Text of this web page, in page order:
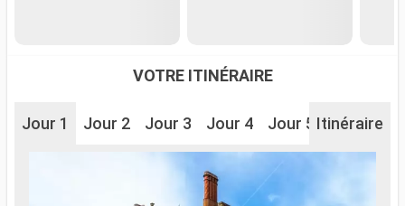
VOTRE ITINÉRAIRE
Jour 1 Jour 2 Jour 3 Jour 4 Jour 5 Jour 6
Itinéraire